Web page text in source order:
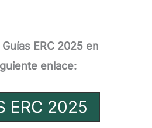
ERC 2025 en
enlace:
ERC 2025